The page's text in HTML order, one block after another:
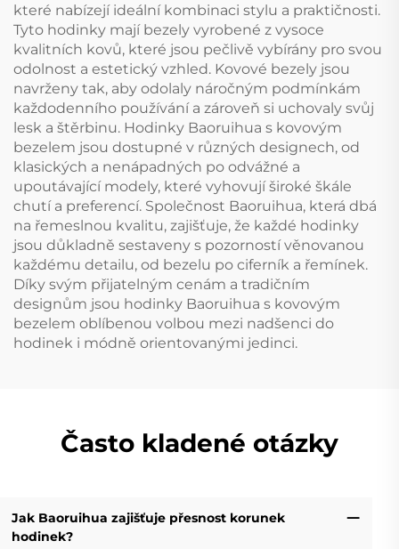
které nabízejí ideální kombinaci stylu a praktičnosti.
Tyto hodinky mají bezely vyrobené z vysoce
kvalitních kovů, které jsou pečlivě vybírány pro svou
odolnost a estetický vzhled. Kovové bezely jsou
navrženy tak, aby odolaly náročným podmínkám
každodenního používání a zároveň si uchovaly svůj
lesk a štěrbinu. Hodinky Baoruihua s kovovým
bezelem jsou dostupné v různých designech, od
klasických a nenápadných po odvážné a
upoutávající modely, které vyhovují široké škále
chutí a preferencí. Společnost Baoruihua, která dbá
na řemeslnou kvalitu, zajišťuje, že každé hodinky
jsou důkladně sestaveny s pozorností věnovanou
každému detailu, od bezelu po ciferník a řemínek.
Díky svým přijatelným cenám a tradičním
designům jsou hodinky Baoruihua s kovovým
bezelem oblíbenou volbou mezi nadšenci do
hodinek i módně orientovanými jedinci.
Často kladené otázky
Jak Baoruihua zajišťuje přesnost korunek
hodinek?